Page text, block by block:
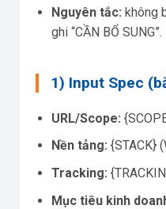
Nguyên tắc: không
ghi “CẦN BỔ SUNG”.
1) Input Spec
URL/Scope:
Nền tảng: {STACK}
Tracking:
Mục tiêu kinh